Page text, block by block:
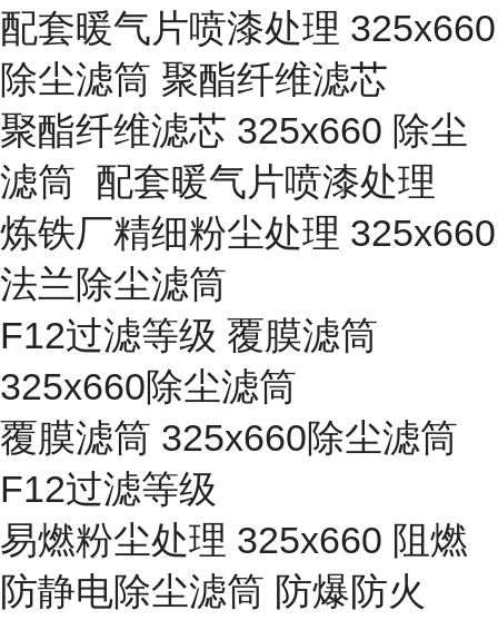
配套暖气片喷漆处理 325x660
除尘滤筒 聚酯纤维滤芯
聚酯纤维滤芯 325x660 除尘
滤筒 配套暖气片喷漆处理
炼铁厂精细粉尘处理 325x660
法兰除尘滤筒
F12过滤等级 覆膜滤筒
325x660除尘滤筒
覆膜滤筒 325x660除尘滤筒
F12过滤等级
易燃粉尘处理 325x660 阻燃
防静电除尘滤筒 防爆防火